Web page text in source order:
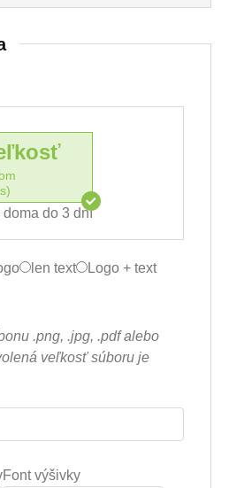
doma do 3 dní
len text Logo + text
.png, .jpg, .pdf alebo
veľkosť súboru je
Font výšivky